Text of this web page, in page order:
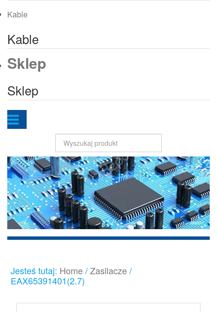
Kable
Kable
Sklep
Sklep
Szukaj...
Jesteś tutaj: Home/Zasilacze/
EAX65391401(2.7)